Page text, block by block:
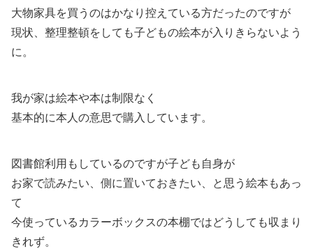
大物家具を買うのはかなり控えている方だったのですが
現状、整理整頓をしても子どもの絵本が入りきらないよう
に。
我が家は絵本や本は制限なく
基本的に本人の意思で購入しています。
図書館利用もしているのですが子ども自身が
お家で読みたい、側に置いておきたい、と思う絵本もあっ
て
今使っているカラーボックスの本棚ではどうしても収まり
きれず。